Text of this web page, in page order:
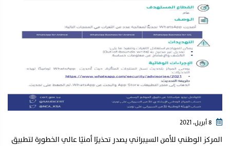
المركز الوطني للأمن السيبراني يصدر تحذيرًا أمنيًا عالي الخطورة لتطبيق